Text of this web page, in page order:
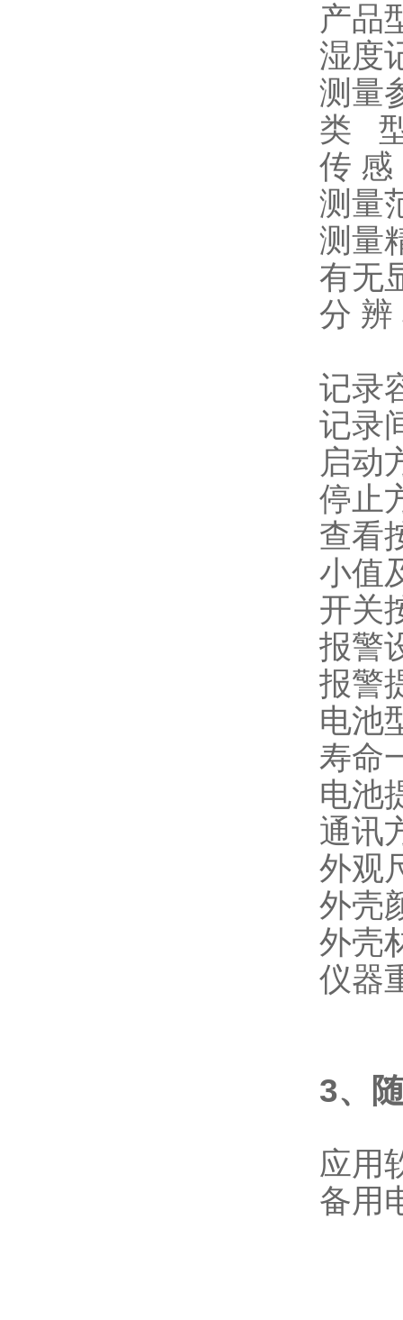
产品
湿度
测量
类
传 感
测量
测量
有无
分
记录
记录
启动
停止
查看
小值
开关
报警
报警
电池
寿命
电池
通讯
外观
外壳
外壳
仪器
3、
应用
备用